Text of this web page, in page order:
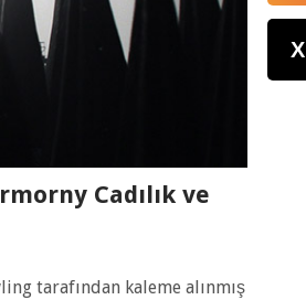
Cadılık ve
tarafından kaleme alınmış
X